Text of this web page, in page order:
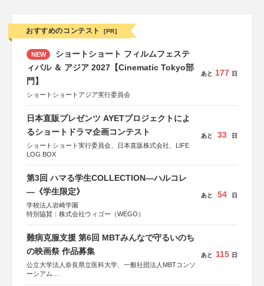
おすすめのコンテスト [PR]
NEW
ショートショート フィルムフェステ
ィバル ＆ アジア 2027【Cinematic Tokyo部
門】
ショートショートアジア実行委員会
あと 177 日
日本直販プレゼンツ AYETプロジェクトによ
るショートドラマ企画コンテスト
ショートショート実行委員会、日本直販株式会社、LIFE
LOG BOX
あと 33 日
第3回 ハマる学生COLLECTION―ハルコレ
―《学生限定》
学校法人岩崎学園
特別協賛：株式会社ウィゴー（WEGO）
あと 54 日
難病克服支援 第6回 MBTみんなで守るいのち
の映画祭 作品募集
公立大学法人奈良県立医科大学、一般社団法人MBTコンソ
ーシアム
あと 115 日